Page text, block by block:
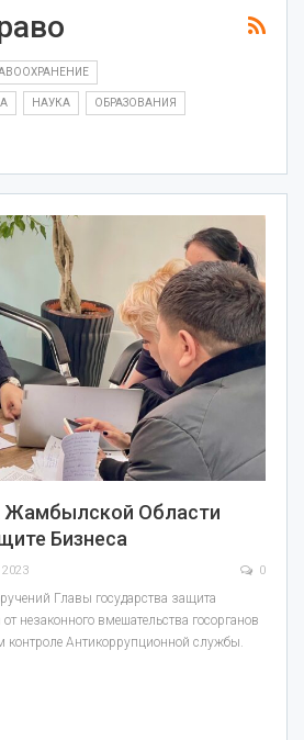
НАУКА ОБРАЗОВАНИЯ
Жамбылской Области
Бизнеса
0
Главы государства защита
от незаконного вмешательства госорганов
контроле Антикоррупционной службы.